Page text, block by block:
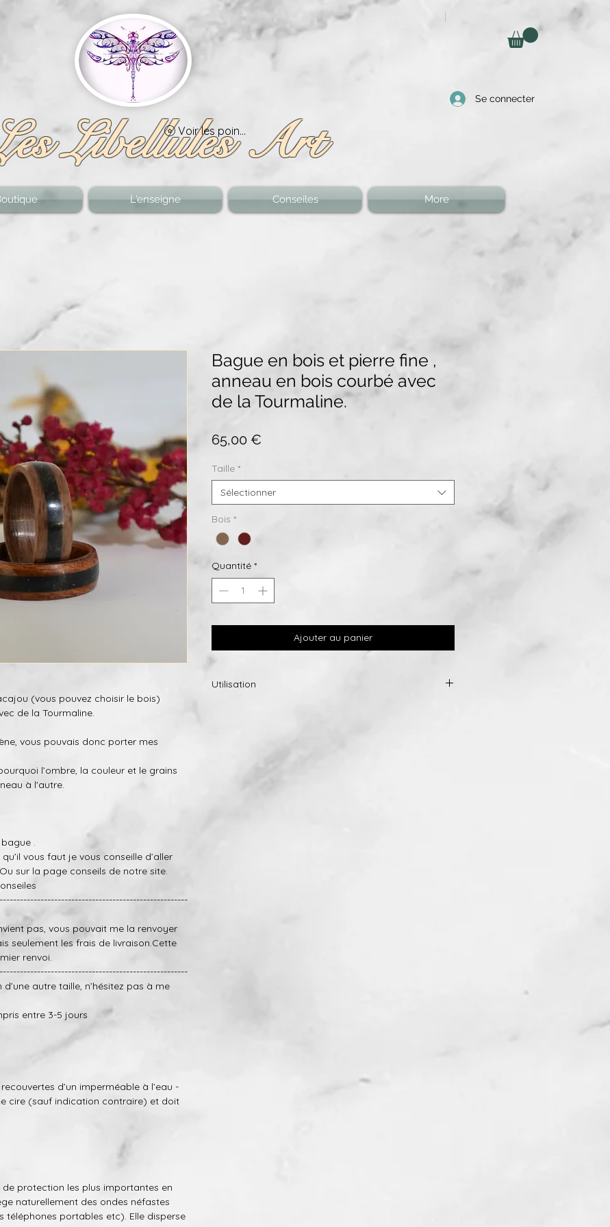
Libellules Art
L'enseigne Conseiles More
Se connecter
Voir les points
(vous pouvez choisir le bois)
de la Tourmaline.
vous pouvais donc porter mes
l’ombre, la couleur et le grains
à l'autre.
.
vous faut je vous conseille d’aller
sur la page conseils de notre site.
pas, vous pouvait me la renvoyer
seulement les frais de livraison.Cette
renvoi.
autre taille, n’hésitez pas à me
entre 3-5 jours
d’un imperméable à l’eau -
cire (sauf indication contraire) et doit
de protection les plus importantes en
naturellement des ondes néfastes
téléphones portables etc). Elle disperse
Bague en bois et pierre fine ,
anneau en bois courbé avec
de la Tourmaline.
65,00 €
Taille *
Sélectionner
Bois *
Quantité *
Ajouter au panier
Utilisation